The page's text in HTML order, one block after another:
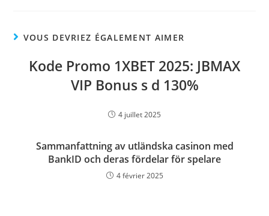
VOUS DEVRIEZ ÉGALEMENT AIMER
Kode Promo 1XBET 2025: JBMAX
VIP Bonus s d 130%
4 juillet 2025
Sammanfattning av utländska casinon med
BankID och deras fördelar för spelare
4 février 2025